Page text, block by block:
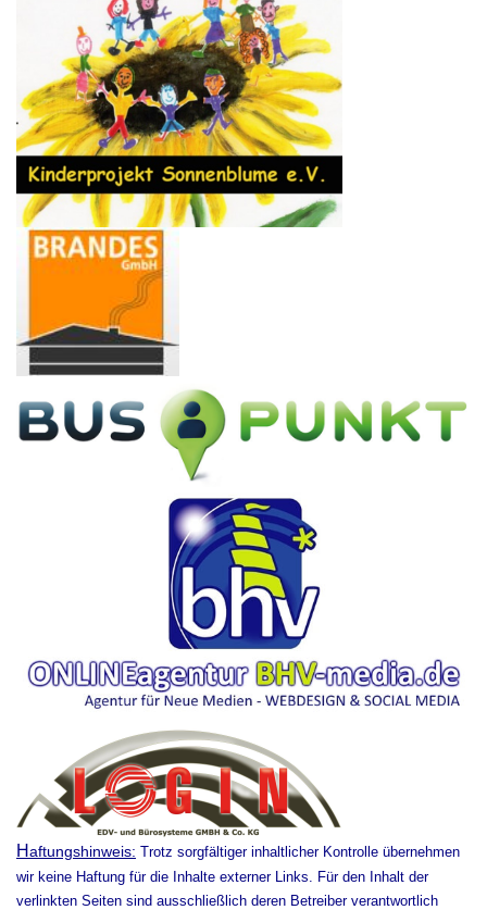
Haftungshinweis: Trotz sorgfältiger inhaltlicher Kontrolle übernehmen
wir keine Haftung für die Inhalte externer Links. Für den Inhalt der
verlinkten Seiten sind ausschließlich deren Betreiber verantwortlich